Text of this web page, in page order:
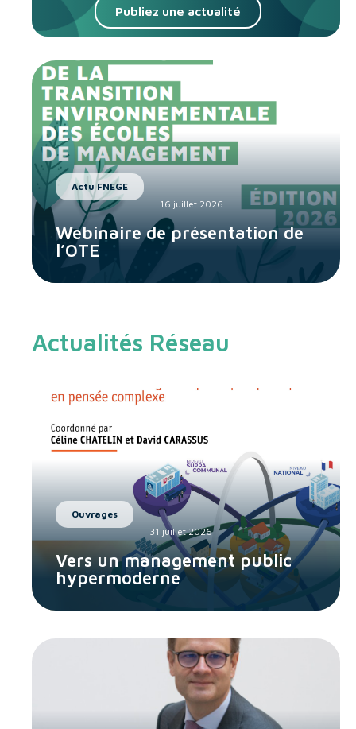
Publiez une actualité
Actu FNEGE
16 juillet 2026
Webinaire de présentation de
l’OTE
Actualités Réseau
Ouvrages
31 juillet 2026
Vers un management public
hypermoderne